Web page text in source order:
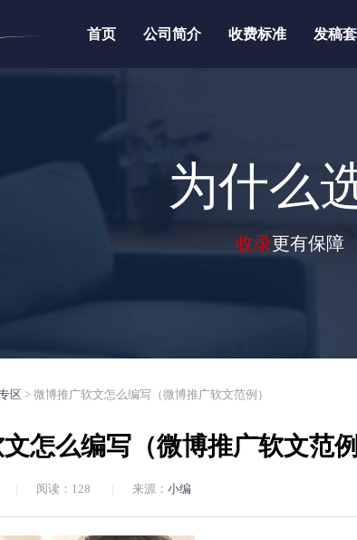
首页 公司简介 收费标准 发稿
为什么
收录更有保障
区 > 微博推广软文怎么编写（微博推广软文范例）
怎么编写（微博推广软文范例
阅读： 128 来源： 小编